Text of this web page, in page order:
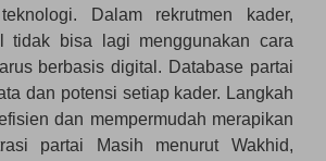
Dalam rekrutmen kader,
tidak bisa lagi menggunakan cara
berbasis digital. Database partai
dan potensi setiap kader. Langkah
dan mempermudah merapikan
partai Masih menurut Wakhid,